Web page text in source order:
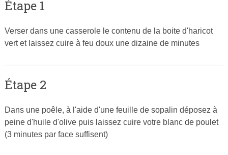
Étape 1
Verser dans une casserole le contenu de la boite d'haricot
vert et laissez cuire à feu doux une dizaine de minutes
Étape 2
Dans une poêle, à l'aide d'une feuille de sopalin déposez à
peine d'huile d'olive puis laissez cuire votre blanc de poulet
(3 minutes par face suffisent)